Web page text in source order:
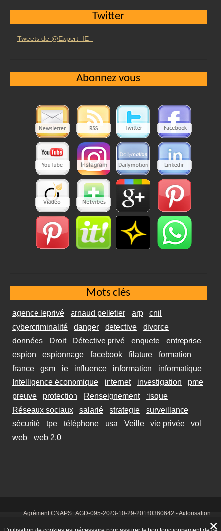
Twitter
Tweets de @Expert_IE_
Abonnez vous
Mots clés
agence leprivé arnaud pelletier arp
cnil
cybercriminalité
danger detective
divorce
données
Droit Détective privé enquete
entreprise
espion
espionnage facebook filature
formation
france
gsm ie influence information
informatique
Intelligence économique
internet investigation
pme
preuve
protection Renseignement
risque
Réseaux sociaux
salarié strategie
surveillance
sécurité
tpe téléphone usa Veille vie privée
vol
web
web 2.0
Agrément CNAPS :AGD-095-2023-10-29-20180360642 - Autorisation
925 00038 - Code NAF 8030 Z -Mentions Légales-CookiesTél. : 06 14×